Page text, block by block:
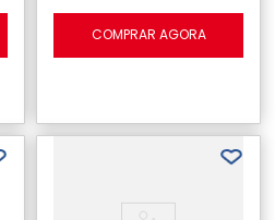
COMPRAR AGORA